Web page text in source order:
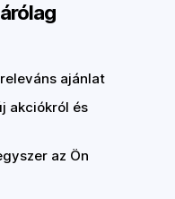
ajánlat
akciókról és
az Ön